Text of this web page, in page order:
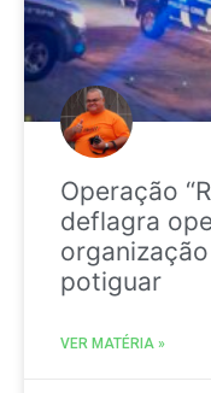
Operação
deflagra
potiguar
VER MATÉRIA »